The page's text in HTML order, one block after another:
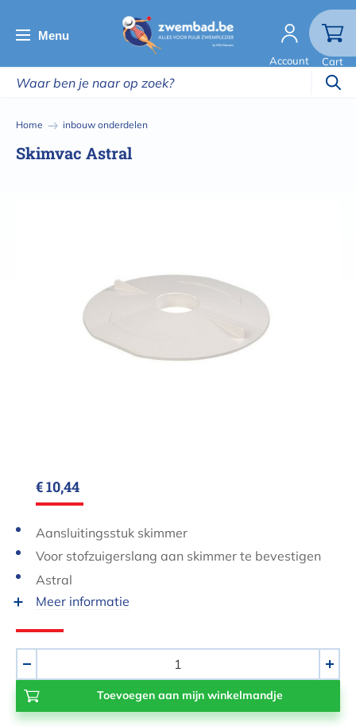
en
de
inhoud
Menu
Account Cart
Kruimelpad
Home inbouw onderdelen
Skimvac Astral
€ 10,44
Aansluitingsstuk skimmer
Voor stofzuigerslang aan skimmer te bevestigen
Astral
Meer informatie
+